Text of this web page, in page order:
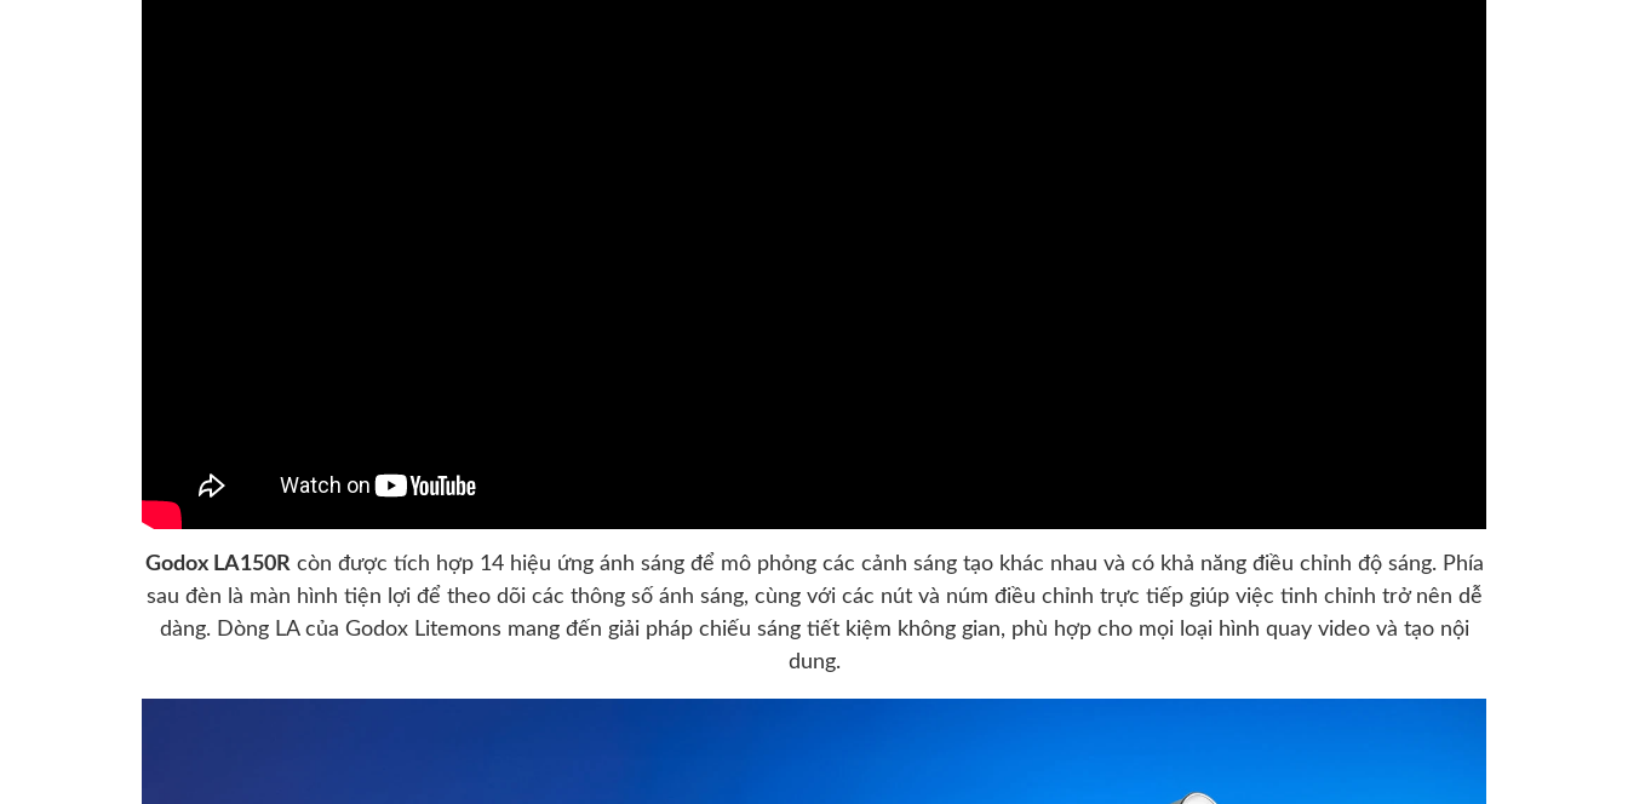
Godox LA150Rcòn được tích hợp 14 hiệu ứng ánh sáng để mô phỏng các cảnh sáng tạo khác nhau và có khả năng điều chỉnh độ sáng. Phía
sau đèn là màn hình tiện lợi để theo dõi các thông số ánh sáng, cùng với các nút và núm điều chỉnh trực tiếp giúp việc tinh chỉnh trở nên dễ
dàng. Dòng LA của Godox Litemons mang đến giải pháp chiếu sáng tiết kiệm không gian, phù hợp cho mọi loại hình quay video và tạo nội
dung.